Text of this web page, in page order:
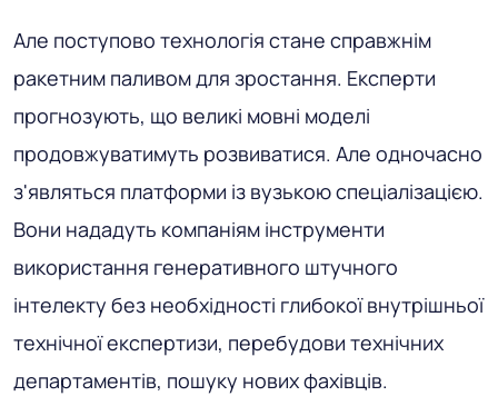
Але поступово технологія стане справжнім
ракетним паливом для зростання. Експерти
прогнозують, що великі мовні моделі
продовжуватимуть розвиватися. Але одночасно
з'являться платформи із вузькою спеціалізацією.
Вони нададуть компаніям інструменти
використання генеративного штучного
інтелекту без необхідності глибокої внутрішньої
технічної експертизи, перебудови технічних
департаментів, пошуку нових фахівців.